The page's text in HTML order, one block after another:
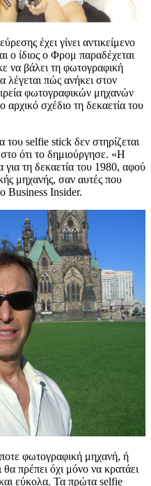
έχει γίνει αντικείμενο
ο ίδιος ο Φρομ παραδέχεται
να βάλει τη φωτογραφική
λέγεται πώς ανήκει στον
φωτογραφικών μηχανών
σχέδιο τη δεκαετία του
selfie stick δεν στηρίζεται
ότι το δημιούργησε. «Η
για τη δεκαετία του 1980, αφού
μηχανής, σαν αυτές που
Business Insider.
φωτογραφική μηχανή, ή
πρέπει όχι μόνο να κρατάει
εύκολα. Τα πρώτα selfie